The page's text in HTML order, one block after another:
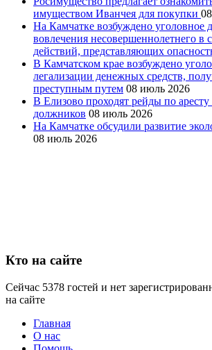
имуществом Иванчея для покупки
На Камчатке возбуждено уголовное
вовлечения несовершеннолетнего в
действий, представляющих
В Камчатском крае возбуждено
легализации денежных средств,
преступным путем 08 июль 2026
В Елизово проходят рейды по
должников 08 июль 2026
На Камчатке обсудили развитие
08 июль 2026
Кто на сайте
Сейчас 5378 гостей и нет
на сайте
Главная
О нас